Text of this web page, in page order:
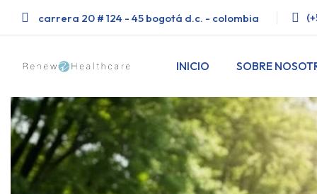
carrera 20 # 124 - 45 bogotá d.c. - colombia
INICIO SOBRE